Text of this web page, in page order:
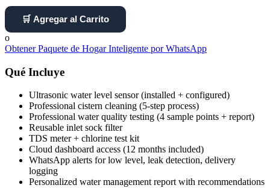
🛒 Agregar al Carrito
o
Obtener Paquete de Hogar Inteligente por WhatsApp
Qué Incluye
Ultrasonic water level sensor (installed + configured)
Professional cistern cleaning (5-step process)
Professional water quality testing (4 sample points + report)
Reusable inlet sock filter
TDS meter + chlorine test kit
Cloud dashboard access (12 months included)
WhatsApp alerts for low level, leak detection, delivery
logging
Personalized water management report with recommendations